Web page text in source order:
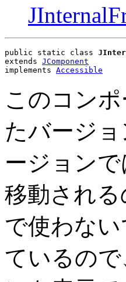
public static class
extends JComponent
implements Accessible
このコン
たバージ
ージョン
移動され
で使わな
ているの